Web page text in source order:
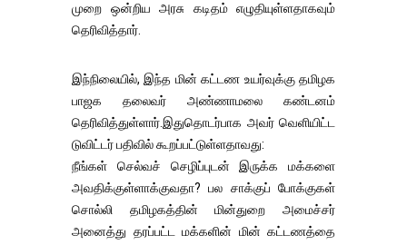
முறை ஒன்றிய அரசு கடிதம் எழுதியுள்ளதாகவும்
தெரிவித்தார்.
இந்நிலையில், இந்த மின் கட்டண உயர்வுக்கு தமிழக
பாஜக தலைவர் அண்ணாமலை கண்டனம்
தெரிவித்துள்ளார்.இதுதொடர்பாக அவர் வெளியிட்ட
டுவிட்டர் பதிவில் கூறப்பட்டுள்ளதாவது:
நீங்கள் செல்வச் செழிப்புடன் இருக்க மக்களை
அவதிக்குள்ளாக்குவதா? பல சாக்குப் போக்குகள்
சொல்லி தமிழகத்தின் மின்துறை அமைச்சர்
அனைத்து தரப்பட்ட மக்களின் மின் கட்டணத்தை